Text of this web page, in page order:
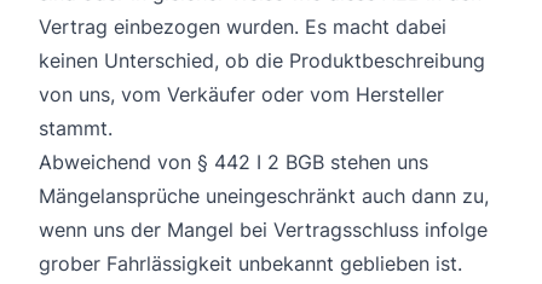
Vertrag einbezogen wurden. Es macht dabei
keinen Unterschied, ob die Produktbeschreibung
von uns, vom Verkäufer oder vom Hersteller
stammt.
Abweichend von § 442 I 2 BGB stehen uns
Mängelansprüche uneingeschränkt auch dann zu,
wenn uns der Mangel bei Vertragsschluss infolge
grober Fahrlässigkeit unbekannt geblieben ist.